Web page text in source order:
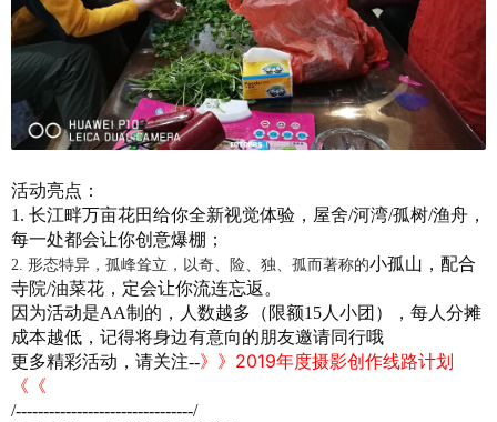
活动亮点：
1. 长江畔万亩花田给你全新视觉体验，屋舍/河湾/孤树/渔舟，
每一处都会让你创意爆棚；
2. 形态特异，孤峰耸立 ， 以奇、险、独、孤而著称的小孤山，配合
寺院/油菜花，定会让你流连忘返。
因为活动是AA制的，人数越多 （限额15人小团）
，每人分摊
成本越低，记得将身边有意向的朋友邀请同行哦
更多精彩活动，请关注--》》2019年度摄影创作线路计划
《《
/--------------------------------/